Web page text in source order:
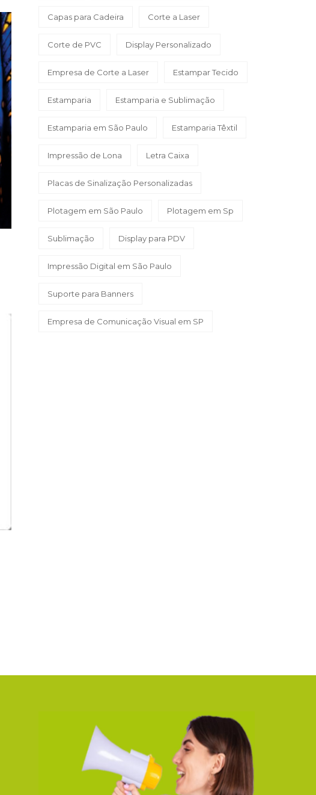
Capas para Cadeira Corte a Laser
Corte de PVC Display Personalizado
Empresa de Corte a Laser Estampar Tecido
Estamparia Estamparia e Sublimação
Estamparia em São Paulo Estamparia Têxtil
Impressão de Lona Letra Caixa
Placas de Sinalização Personalizadas
Plotagem em São Paulo Plotagem em Sp
Sublimação Display para PDV
Impressão Digital em São Paulo
Suporte para Banners
Empresa de Comunicação Visual em SP